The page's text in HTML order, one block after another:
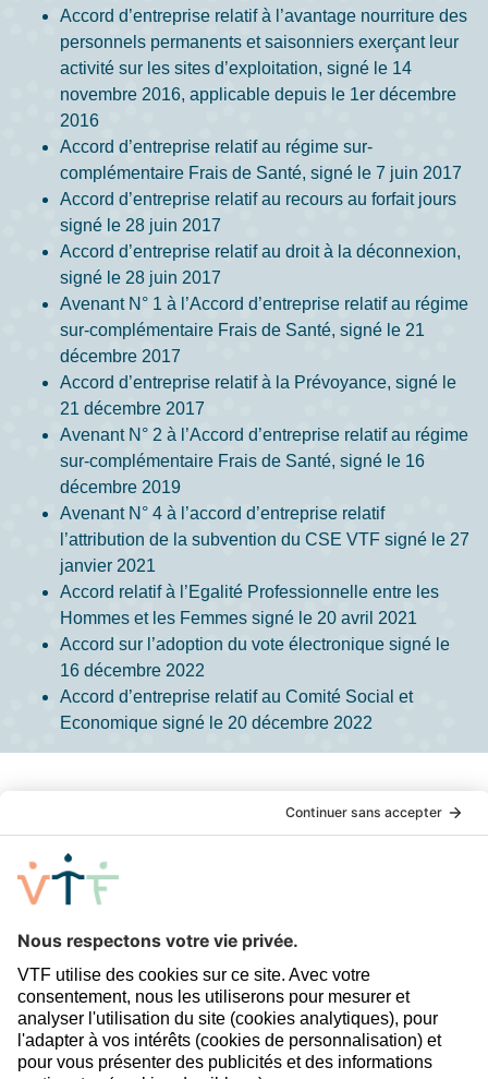
Accord d’entreprise relatif à l’avantage nourriture des
personnels permanents et saisonniers exerçant leur
activité sur les sites d’exploitation, signé le 14
novembre 2016, applicable depuis le 1er décembre
2016
Accord d’entreprise relatif au régime sur-
complémentaire Frais de Santé, signé le 7 juin 2017
Accord d’entreprise relatif au recours au forfait jours
signé le 28 juin 2017
Accord d’entreprise relatif au droit à la déconnexion,
signé le 28 juin 2017
Avenant N° 1 à l’Accord d’entreprise relatif au régime
sur-complémentaire Frais de Santé, signé le 21
décembre 2017
Accord d’entreprise relatif à la Prévoyance, signé le
21 décembre 2017
Avenant N° 2 à l’Accord d’entreprise relatif au régime
sur-complémentaire Frais de Santé, signé le 16
décembre 2019
Avenant N° 4 à l’accord d’entreprise relatif
l’attribution de la subvention du CSE VTF signé le 27
janvier 2021
Accord relatif à l’Egalité Professionnelle entre les
Hommes et les Femmes signé le 20 avril 2021
Accord sur l’adoption du vote électronique signé le
16 décembre 2022
Accord d’entreprise relatif au Comité Social et
Economique signé le 20 décembre 2022